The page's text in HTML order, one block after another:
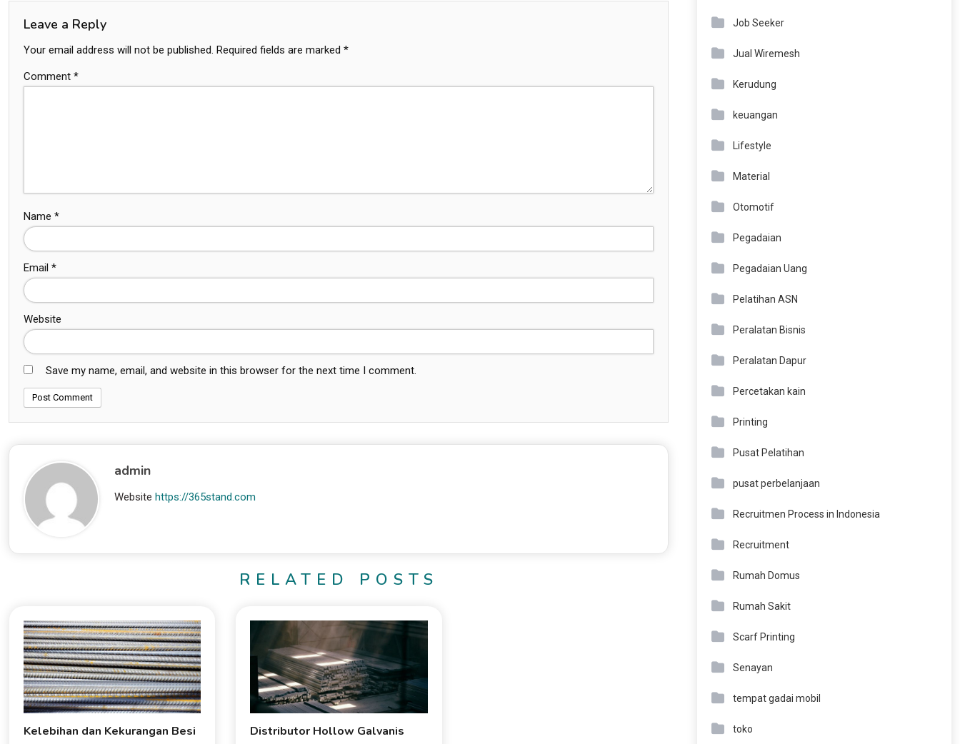
Leave a Reply
Your email address will not be published. Required fields are marked *
Comment *
Name *
Email *
Website
Save my name, email, and website in this browser for the next time I comment.
admin
Website https://365stand.com
RELATED POSTS
Kelebihan dan Kekurangan Besi
Distributor Hollow Galvanis
Job Seeker
Jual Wiremesh
Kerudung
keuangan
Lifestyle
Material
Otomotif
Pegadaian
Pegadaian Uang
Pelatihan ASN
Peralatan Bisnis
Peralatan Dapur
Percetakan kain
Printing
Pusat Pelatihan
pusat perbelanjaan
Recruitmen Process in Indonesia
Recruitment
Rumah Domus
Rumah Sakit
Scarf Printing
Senayan
tempat gadai mobil
toko